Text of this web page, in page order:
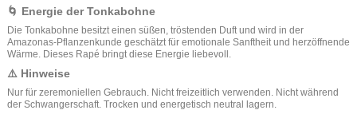
🌀 Energie der Tonkabohne
Die Tonkabohne besitzt einen süßen, tröstenden Duft und wird in der
Amazonas‑Pflanzenkunde geschätzt für emotionale Sanftheit und herzöffnende
Wärme. Dieses Rapé bringt diese Energie liebevoll.
⚠️ Hinweise
Nur für zeremoniellen Gebrauch. Nicht freizeitlich verwenden. Nicht während
der Schwangerschaft. Trocken und energetisch neutral lagern.